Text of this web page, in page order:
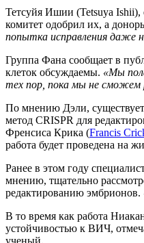
Тетсуйя Ишии (Tetsuya Ishii),
комитет одобрил их, а
попытка исправления даже
Группа Фана сообщает в
клеток обсуждаемы. «Мы
тех пор, пока мы не сможем
По мнению Дэли,
метод CRISPR для
Френсиса Крика (Francis
работа будет проведена на
Ранее в этом году
мнению, тщательно
редактированию эмбрионов.
В то время как работа
устойчивостью к ВИЧ,
ученый.